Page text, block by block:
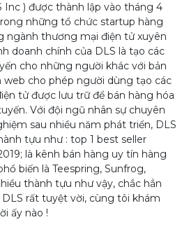
Inc ) được thành lập vào tháng 4
những tổ chức startup hàng
ngành thương mại điện tử xuyên
doanh chính của DLS là tạo các
cho những người khác với bản
web cho phép người dùng tạo các
tử được lưu trữ để bán hàng hóa
Với đội ngũ nhân sự chuyên
sau nhiều năm phát triển, DLS
tựu như : top 1 best seller
là kênh bán hàng uy tín hàng
biến là Teespring, Sunfrog,
thành tựu như vậy, chắc hẳn
rất tuyệt vời, cùng tôi khám
ấy nào !